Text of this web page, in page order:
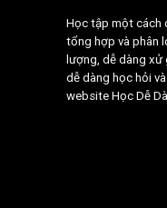
Học tập một cách
tổng hợp và phân
lượng, dễ dàng xử
dễ dàng học hỏi
website Học Dễ